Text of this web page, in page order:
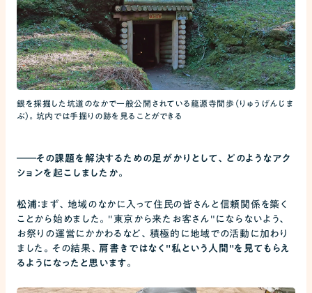
銀を採掘した坑道のなかで一般公開されている龍源寺間歩（りゅうげんじま
ぶ）。坑内では手掘りの跡を見ることができる
――その課題を解決するための足がかりとして、どのようなアク
ションを起こしましたか。
松浦：まず、地域のなかに入って住民の皆さんと信頼関係を築く
ことから始めました。"東京から来たお客さん"にならないよう、
お祭りの運営にかかわるなど、積極的に地域での活動に加わり
ました。その結果、肩書きではなく"私という人間"を見てもらえ
るようになったと思います。